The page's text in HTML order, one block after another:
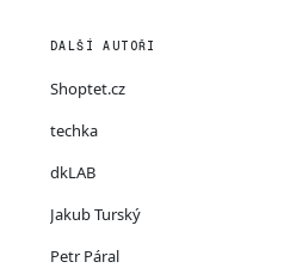
DALŠÍ AUTOŘI
Shoptet.cz
techka
dkLAB
Jakub Turský
Petr Páral